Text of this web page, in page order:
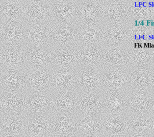
1.FC S
1/4
1.FC S
FK